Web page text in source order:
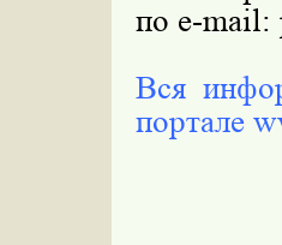
по e-mail:
Вся
портале